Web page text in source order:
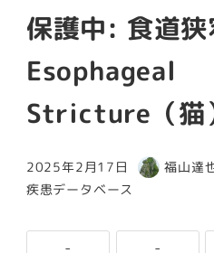
保護中: 食道狭
Esophageal
Stricture（猫
投稿日
2025年2月17日
著
福山達
カテゴリー
疾患データベース
- -